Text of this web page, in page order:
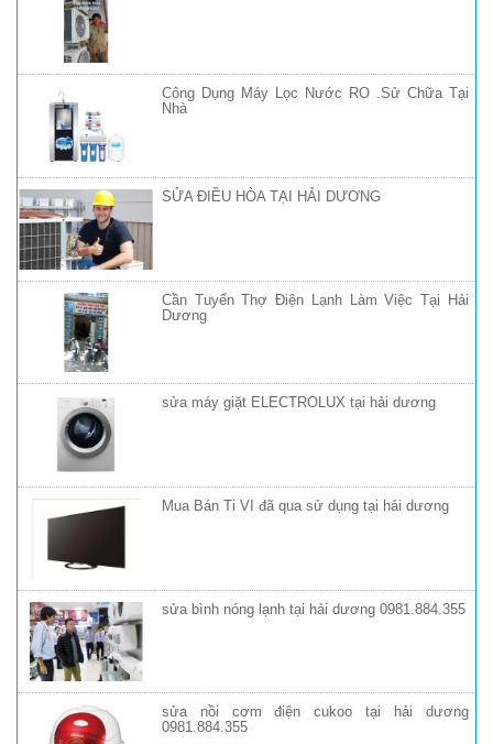
Công Dụng Máy Lọc Nước RO .Sử Chữa Tại
Nhà
SỬA ĐIỀU HÒA TẠI HẢI DƯƠNG
Cần Tuyển Thợ Điện Lạnh Làm Việc Tại Hải
Dương
sửa máy giặt ELECTROLUX tại hải dương
Mua Bán Ti VI đã qua sử dụng tại hải dương
sửa bình nóng lạnh tại hải dương 0981.884.355
sửa nồi cơm điện cukoo tại hải dương
0981.884.355